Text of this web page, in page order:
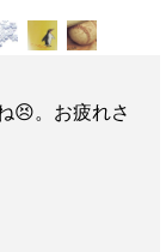
😣。お疲れさ